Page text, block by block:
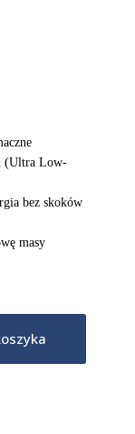
(Ultra Low-
bez skoków
masy